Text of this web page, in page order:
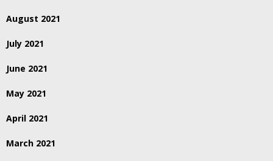
August 2021
July 2021
June 2021
May 2021
April 2021
March 2021